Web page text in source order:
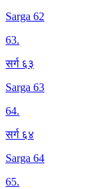
Sarga 62
63.
सर्ग ६३
Sarga 63
64.
सर्ग ६४
Sarga 64
65.